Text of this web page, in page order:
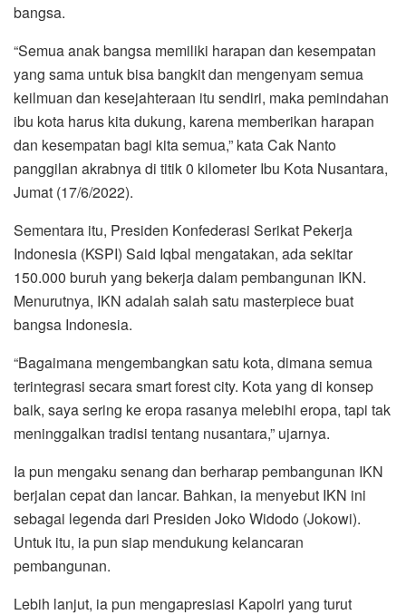
bangsa.
“Semua anak bangsa memiliki harapan dan kesempatan
yang sama untuk bisa bangkit dan mengenyam semua
keilmuan dan kesejahteraan itu sendiri, maka pemindahan
ibu kota harus kita dukung, karena memberikan harapan
dan kesempatan bagi kita semua,” kata Cak Nanto
panggilan akrabnya di titik 0 kilometer Ibu Kota Nusantara,
Jumat (17/6/2022).
Sementara itu, Presiden Konfederasi Serikat Pekerja
Indonesia (KSPI) Said Iqbal mengatakan, ada sekitar
150.000 buruh yang bekerja dalam pembangunan IKN.
Menurutnya, IKN adalah salah satu masterpiece buat
bangsa Indonesia.
“Bagaimana mengembangkan satu kota, dimana semua
terintegrasi secara smart forest city. Kota yang di konsep
baik, saya sering ke eropa rasanya melebihi eropa, tapi tak
meninggalkan tradisi tentang nusantara,” ujarnya.
Ia pun mengaku senang dan berharap pembangunan IKN
berjalan cepat dan lancar. Bahkan, ia menyebut IKN ini
sebagai legenda dari Presiden Joko Widodo (Jokowi).
Untuk itu, ia pun siap mendukung kelancaran
pembangunan.
Lebih lanjut, ia pun mengapresiasi Kapolri yang turut